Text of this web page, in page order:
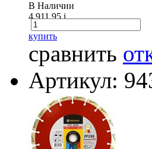
В Наличии
4 911.95i
купить
сравнить
Артикул: